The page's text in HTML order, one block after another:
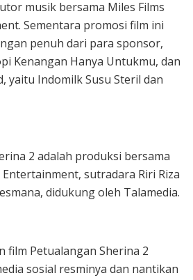
musik bersama Miles Films
Sementara promosi film ini
penuh dari para sponsor,
Kenangan Hanya Untukmu, dan
yaitu Indomilk Susu Steril dan
2 adalah produksi bersama
Entertainment, sutradara Riri Riza
didukung oleh Talamedia.
film Petualangan Sherina 2
sosial resminya dan nantikan